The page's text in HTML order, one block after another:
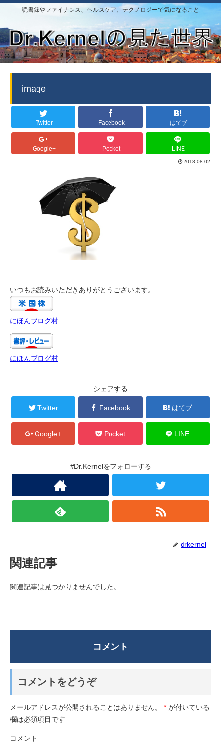
読書録やファイナンス、ヘルスケア、テクノロジーで気になること
image
Twitter Facebook はてブ
Google+ Pocket LINE
2018.08.02
いつもお読みいただきありがとうございます。
にほんブログ村
にほんブログ村
シェアする
Twitter Facebook はてブ
Google+ Pocket LINE
#Dr.Kernelをフォローする
drkernel
関連記事
関連記事は見つかりませんでした。
コメント
コメントをどうぞ
メールアドレスが公開されることはありません。 * が付いている
欄は必須項目です
コメント